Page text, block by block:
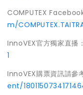
COMPUTEX
m/
InnoVEX官方獨家直播：
1
InnoVEX購票資訊請參
ent/